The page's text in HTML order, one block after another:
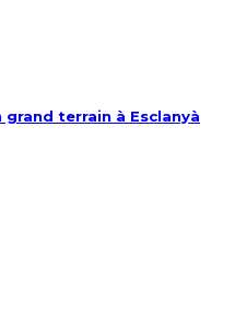
grand terrain à Esclanyà